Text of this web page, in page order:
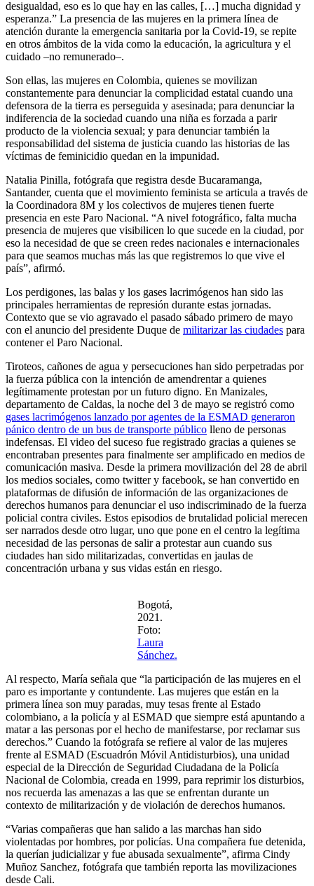
desigualdad, eso es lo que hay en las calles, […] mucha dignidad y
esperanza.” La presencia de las mujeres en la primera línea de
atención durante la emergencia sanitaria por la Covid-19, se repite
en otros ámbitos de la vida como la educación, la agricultura y el
cuidado –no remunerado–.
Son ellas, las mujeres en Colombia, quienes se movilizan
constantemente para denunciar la complicidad estatal cuando una
defensora de la tierra es perseguida y asesinada; para denunciar la
indiferencia de la sociedad cuando una niña es forzada a parir
producto de la violencia sexual; y para denunciar también la
responsabilidad del sistema de justicia cuando las historias de las
víctimas de feminicidio quedan en la impunidad.
Natalia Pinilla, fotógrafa que registra desde Bucaramanga,
Santander, cuenta que el movimiento feminista se articula a través de
la Coordinadora 8M y los colectivos de mujeres tienen fuerte
presencia en este Paro Nacional. “A nivel fotográfico, falta mucha
presencia de mujeres que visibilicen lo que sucede en la ciudad, por
eso la necesidad de que se creen redes nacionales e internacionales
para que seamos muchas más las que registremos lo que vive el
país”, afirmó.
Los perdigones, las balas y los gases lacrimógenos han sido las
principales herramientas de represión durante estas jornadas.
Contexto que se vio agravado el pasado sábado primero de mayo
con el anuncio del presidente Duque de militarizar las ciudades para
contener el Paro Nacional.
Tiroteos, cañones de agua y persecuciones han sido perpetradas por
la fuerza pública con la intención de amendrentar a quienes
legítimamente protestan por un futuro digno. En Manizales,
departamento de Caldas, la noche del 3 de mayo se registró como
gases lacrimógenos lanzado por agentes de la ESMAD generaron
pánico dentro de un bus de transporte público lleno de personas
indefensas. El video del suceso fue registrado gracias a quienes se
encontraban presentes para finalmente ser amplificado en medios de
comunicación masiva. Desde la primera movilización del 28 de abril
los medios sociales, como twitter y facebook, se han convertido en
plataformas de difusión de información de las organizaciones de
derechos humanos para denunciar el uso indiscriminado de la fuerza
policial contra civiles. Estos episodios de brutalidad policial merecen
ser narrados desde otro lugar, uno que pone en el centro la legítima
necesidad de las personas de salir a protestar aun cuando sus
ciudades han sido militarizadas, convertidas en jaulas de
concentración urbana y sus vidas están en riesgo.
Bogotá,
2021.
Foto:
Laura
Sánchez.
Al respecto, María señala que “la participación de las mujeres en el
paro es importante y contundente. Las mujeres que están en la
primera línea son muy paradas, muy tesas frente al Estado
colombiano, a la policía y al ESMAD que siempre está apuntando a
matar a las personas por el hecho de manifestarse, por reclamar sus
derechos.” Cuando la fotógrafa se refiere al valor de las mujeres
frente al ESMAD (Escuadrón Móvil Antidisturbios), una unidad
especial de la Dirección de Seguridad Ciudadana​ de la Policía
Nacional de Colombia, creada en 1999, para reprimir los disturbios,
nos recuerda las amenazas a las que se enfrentan durante un
contexto de militarización y de violación de derechos humanos.
“Varias compañeras que han salido a las marchas han sido
violentadas por hombres, por policías. Una compañera fue detenida,
la querían judicializar y fue abusada sexualmente”, afirma Cindy
Muñoz Sanchez, fotógrafa que también reporta las movilizaciones
desde Cali.